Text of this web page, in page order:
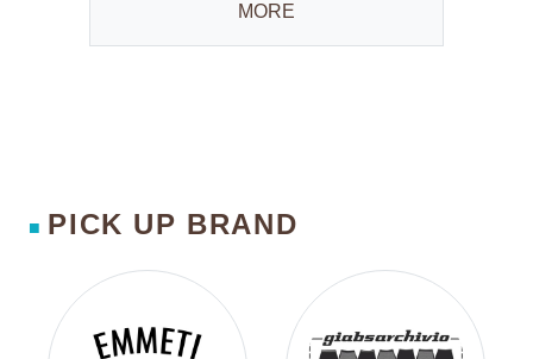
MORE
■ PICK UP BRAND